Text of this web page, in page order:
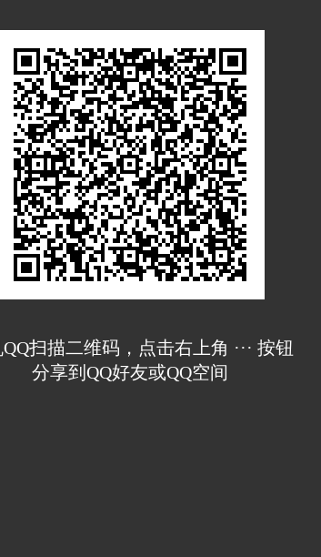
扫描二维码，点击右上角 ··· 按钮
分享到QQ好友或QQ空间